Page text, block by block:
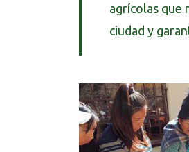
agrícolas que
ciudad y